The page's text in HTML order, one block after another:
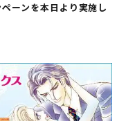
ーンを本日より実施し